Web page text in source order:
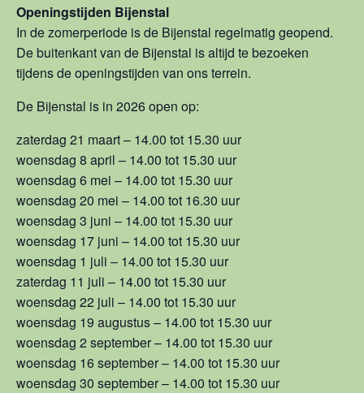
Openingstijden Bijenstal
In de zomerperiode is de Bijenstal regelmatig geopend.
De buitenkant van de Bijenstal is altijd te bezoeken
tijdens de openingstijden van ons terrein.
De Bijenstal is in 2026 open op:
zaterdag 21 maart – 14.00 tot 15.30 uur
woensdag 8 april – 14.00 tot 15.30 uur
woensdag 6 mei – 14.00 tot 15.30 uur
woensdag 20 mei – 14.00 tot 16.30 uur
woensdag 3 juni – 14.00 tot 15.30 uur
woensdag 17 juni – 14.00 tot 15.30 uur
woensdag 1 juli – 14.00 tot 15.30 uur
zaterdag 11 juli – 14.00 tot 15.30 uur
woensdag 22 juli – 14.00 tot 15.30 uur
woensdag 19 augustus – 14.00 tot 15.30 uur
woensdag 2 september – 14.00 tot 15.30 uur
woensdag 16 september – 14.00 tot 15.30 uur
woensdag 30 september – 14.00 tot 15.30 uur